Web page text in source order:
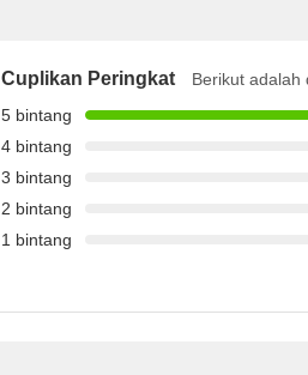
Cuplikan Peringkat
Berikut adalah
5 bintang
4 bintang
3 bintang
2 bintang
1 bintang